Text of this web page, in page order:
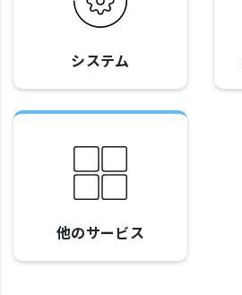
システム
他のサービス